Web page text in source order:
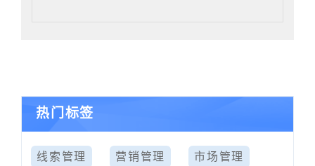
热门标签
线索管理 营销管理 市场管理